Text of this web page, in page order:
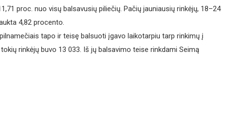
proc. nuo visų balsavusių piliečių. Pačių jauniausių rinkėjų, 18–24
4,82 procento.
tapo ir teisę balsuoti įgavo laikotarpiu tarp rinkimų į
rinkėjų buvo 13 033. Iš jų balsavimo teise rinkdami Seimą